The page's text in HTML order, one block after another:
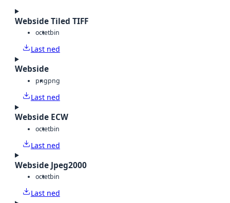
Webside Tiled TIFF
octetbin
Last ned
Webside
pngpng
Last ned
Webside ECW
octetbin
Last ned
Webside Jpeg2000
octetbin
Last ned